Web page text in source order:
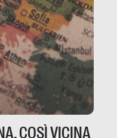
COSÌ VICINA